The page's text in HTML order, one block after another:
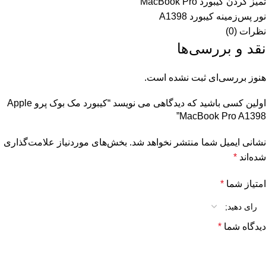
نور پس‌زمینه کیبورد A1398
نظرات (0)
نقد و بررسی‌ها
هنوز بررسی‌ای ثبت نشده است.
اولین کسی باشید که دیدگاهی می نویسد “کیبورد مک بوک پرو Apple
MacBook Pro A1398”
نشانی ایمیل شما منتشر نخواهد شد. بخش‌های موردنیاز علامت‌گذاری
شده‌اند *
امتیاز شما *
دیدگاه شما *